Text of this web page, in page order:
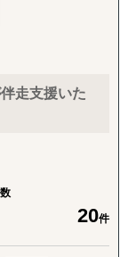
の「意思決定
して直接関与
定・需要調
業仮説の整理ま
次の意思決定に
発送）
り除き、
門知識と情熱
円安傾向が追
ください。
ーダーメイド
走支援いた
20件